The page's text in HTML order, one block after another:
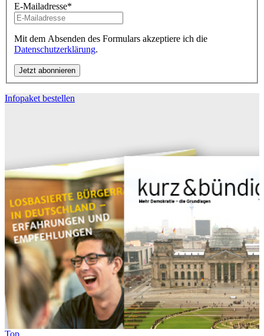
E-Mailadresse*
Mit dem Absenden des Formulars akzeptiere ich die
Datenschutzerklärung.
Infopaket bestellen
Top